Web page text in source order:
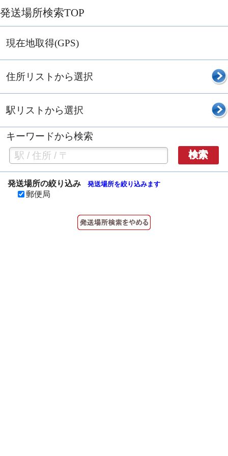
発送場所検索TOP
現在地取得(GPS)
住所リストから選択
駅リストから選択
キーワードから検索
検索
発送場所の絞り込み 発送場所を絞り込みます
郵便局